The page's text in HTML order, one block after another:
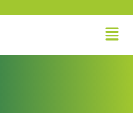
na safrinha, aponta